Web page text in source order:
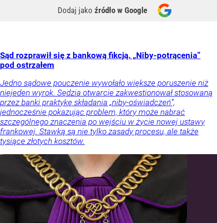
Dodaj jako źródło w Google
Sąd rozprawił się z bankową fikcją. „Niby-potrącenia”
pod ostrzałem
Jedno sądowe pouczenie wywołało większe poruszenie niż
niejeden wyrok. Sędzia otwarcie zakwestionował stosowaną
przez banki praktykę składania „niby-oświadczeń”,
jednocześnie pokazując problem, który może nabrać
szczególnego znaczenia po wejściu w życie nowej ustawy
frankowej. Stawką są nie tylko zasady procesu, ale także
tysiące złotych kosztów.